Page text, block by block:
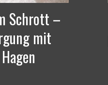
Schrott –
mit